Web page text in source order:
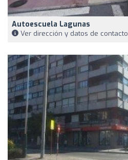
Autoescuela Lagunas
Ver dirección y datos de contacto